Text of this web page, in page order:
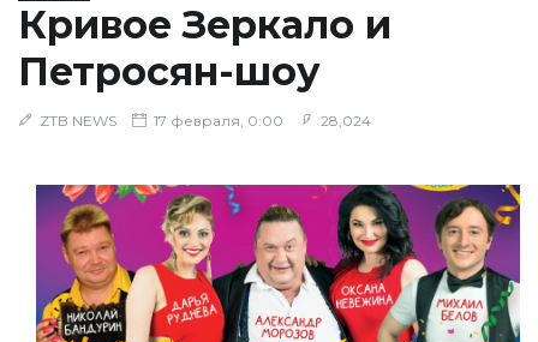
Кривое Зеркало и
Петросян-шоу
ZTB NEWS 17 февраля, 0:00 28,024